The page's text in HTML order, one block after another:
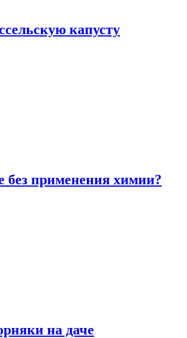
капусту
без применения химии?
на даче